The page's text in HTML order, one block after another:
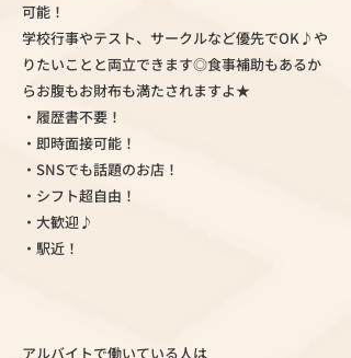
可能！
学校行事やテスト、サークルなど優先でOK♪や
りたいことと両立できます◎食事補助もあるか
らお腹もお財布も満たされますよ★
・履歴書不要！
・即時面接可能！
・SNSでも話題のお店！
・シフト超自由！
・大歓迎♪
・駅近！
アルバイトで働いている人は